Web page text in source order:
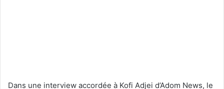
Dans une interview accordée à Kofi Adjei d’Adom News, le